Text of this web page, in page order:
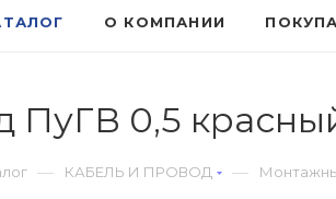
О КОМПАНИИ
ПуГВ 0,5
— КАБЕЛЬ И ПРОВОД —